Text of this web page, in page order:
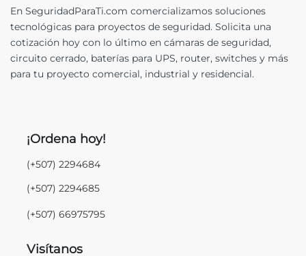
En SeguridadParaTi.com comercializamos soluciones
tecnológicas para proyectos de seguridad. Solicita una
cotización hoy con lo último en cámaras de seguridad,
circuito cerrado, baterías para UPS, router, switches y más
para tu proyecto comercial, industrial y residencial.
¡Ordena hoy!
(+507) 2294684
(+507) 2294685
(+507) 66975795
Visítanos